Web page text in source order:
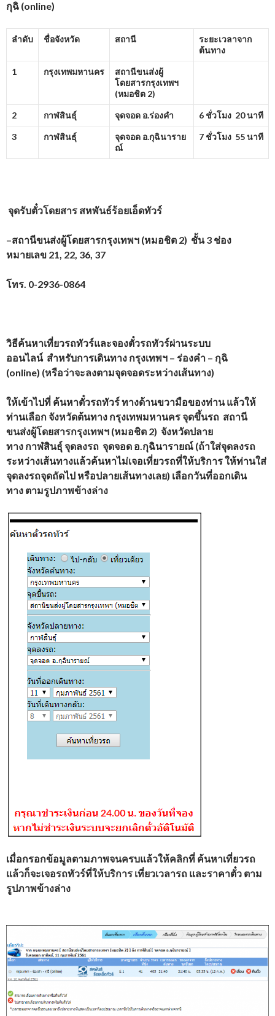
กุฉิ (online)
ลำดับ ชื่อจังหวัด สถานี
ระยะเวลาจาก
ต้นทาง
1 กรุงเทพมหานคร
สถานีขนส่งผู้
โดยสารกรุงเทพฯ
(หมอชิต 2)
2 กาฬสินธุ์ จุดจอด อ.ร่องคำ 6 ชั่วโมง 20นาที
3 กาฬสินธุ์
จุดจอด อ.กุฉินาราย
ณ์
7 ชั่วโมง 55นาที
จุดรับตั๋วโดยสาร สหพันธ์ร้อยเอ็ดทัวร์
–สถานีขนส่งผู้โดยสารกรุงเทพฯ (หมอชิต 2) ชั้น3 ช่อง
หมายเลข 21, 22, 36, 37
โทร. 0-2936-0864
วิธีค้นหาเที่ยวรถทัวร์และจองตั๋วรถทัวร์ผ่านระบบ
ออนไลน์ สำหรับการเดินทาง กรุงเทพฯ – ร่องคำ – กุฉิ
(online) (หรือว่าจะลงตามจุดจอดระหว่างเส้นทาง)
ให้เข้าไปที่ ค้นหาตั๋วรถทัวร์ทางด้านขวามือของท่าน แล้วให้
ท่านเลือก จังหวัดต้นทาง กรุงเทพมหานครจุดขึ้นรถ สถานี
ขนส่งผู้โดยสารกรุงเทพฯ (หมอชิต 2) จังหวัดปลาย
ทาง กาฬสินธุ์จุดลงรถ จุดจอด อ.กุฉินารายณ์ (ถ้าใส่จุดลงรถ
ระหว่างเส้นทางแล้วค้นหาไม่เจอเที่ยวรถที่ให้บริการ ให้ท่านใส่
จุดลงรถจุดถัดไป หรือปลายเส้นทางเลย) เลือกวันที่ออกเดิน
ทาง ตามรูปภาพข้างล่าง
เมื่อกรอกข้อมูลตามภาพจนครบแล้วให้คลิกที่ ค้นหาเที่ยวรถ
แล้วก็จะเจอรถทัวร์ที่ให้บริการ เที่ยวเวลารถ และราคาตั๋ว ตาม
รูปภาพข้างล่าง